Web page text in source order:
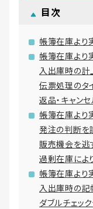
目次
帳簿在庫より
帳簿在庫より
入出庫時の
伝票処理のタ
返品・キャン
帳簿在庫より
発注の判断を
販売機会を逃
過剰在庫によ
帳簿在庫より
入出庫時の
ダブルチェッ